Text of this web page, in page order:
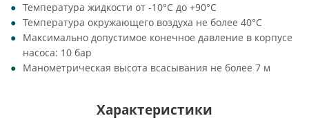
Температура жидкости от -10°C до +90°C
Температура окружающего воздуха не более 40°C
Максимально допустимое конечное давление в корпусе
насоса: 10 бар
Манометрическая высота всасывания не более 7 м
Характеристики